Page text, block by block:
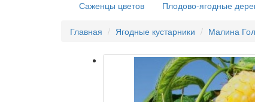
Саженцы цветов Плодово-ягодные
Главная Ягодные кустарники Малина